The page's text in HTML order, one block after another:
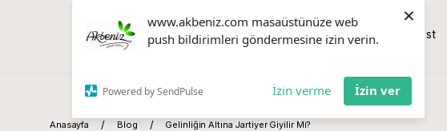
www.akbeniz.com masaüstünüze web
push bildirimleri göndermesine izin verin.
Powered by SendPulse İzin verme İzin ver
×
Üst
Anasayfa Blog Gelinliğin Altına Jartiyer Giyilir Mi?